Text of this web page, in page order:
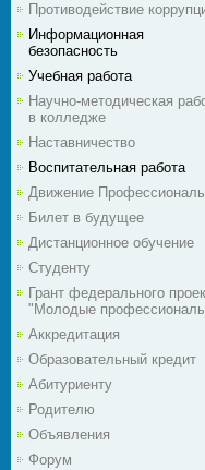
Противодействие
Информационная
безопасность
Учебная работа
Научно-методическая
в колледже
Наставничество
Воспитательная работа
Движение
Билет в будущее
Дистанционное обучение
Студенту
Грант федерального
"Молодые
Аккредитация
Образовательный кредит
Абитуриенту
Родителю
Объявления
Форум